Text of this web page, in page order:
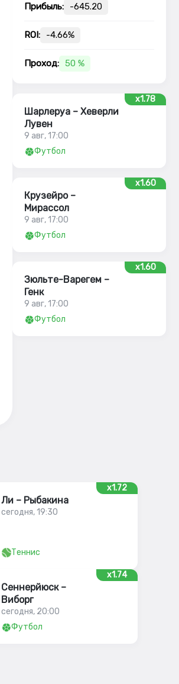
Прибыль: -645.20
ROI: -4.66%
Проход: 50 %
x1.78
Шарлеруа – Хеверли
Лувен
9 авг, 17:00
Футбол
x1.60
Крузейро –
Мирассол
9 авг, 17:00
Футбол
x1.60
Зюльте-Варегем –
Генк
9 авг, 17:00
Футбол
x1.72
Ли – Рыбакина
сегодня, 19:30
Теннис
x1.74
Сеннерйюск –
Виборг
сегодня, 20:00
Футбол